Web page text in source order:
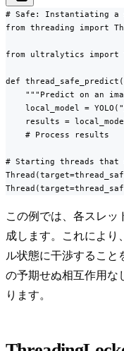
# Safe: Instantiating a
from threading import
from ultralytics import
def
"""Predict on an
local_model =
results =
    # Process results
# Starting threads that
この例では、各スレッ
成します。これにより
ル状態に干渉すること
の予期せぬ相互作用な
ります。